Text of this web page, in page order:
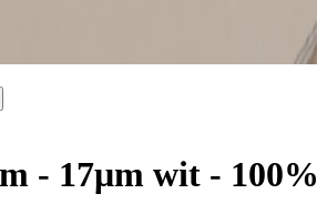
- 17μm wit - 100%